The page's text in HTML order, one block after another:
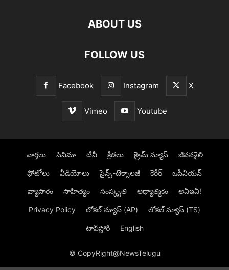
ABOUT US
FOLLOW US
Facebook Instagram X
Vimeo Youtube
వార్తలు సినిమా టీవీ క్రీడలు క్రైమ్ న్యూస్‌ జీవనశైలి
ఫోటోలు వీడియోలు సైన్స్‌-టెక్నాలజీ కెరీర్‌ ఒపీనియన్‌
వ్యాపారం సాహిత్యం సంస్కృతి ఆధ్యాత్మికం అవీఇవీ!
Privacy Policy లోక‌ల్ న్యూస్‌ (AP) లోక‌ల్ న్యూస్‌ (TS)
టాప్‌స్టోరీ English
© CopyRight@NewsTelugu